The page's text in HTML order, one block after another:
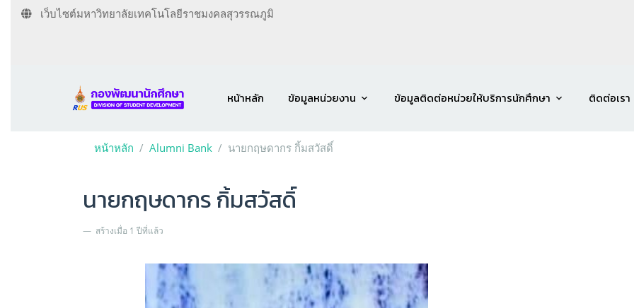
เว็บไซต์มหาวิทยาลัยเทคโนโลยีราชมงคลสุวรรณภูมิ
หน้าหลัก ข้อมูลหน่วยงาน ข้อมูลติดต่อหน่วยให้บริการนักศึกษา ติดต่อเรา
หน้าหลัก Alumni Bank นายกฤษดากร กิ้มสวัสดิ์
นายกฤษดากร กิ้มสวัสดิ์
สร้างเมื่อ 1 ปีที่แล้ว